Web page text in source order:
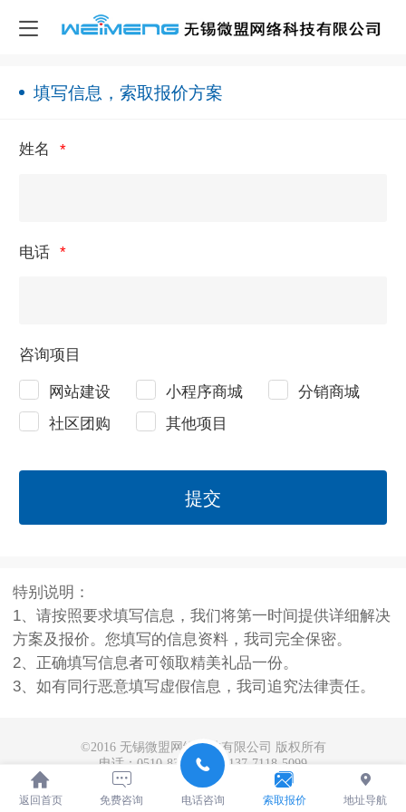
填写信息，索取报价方案
姓名
电话
咨询项目
网站建设 小程序商城
分销商城
社区团购
其他项目
提交
特别说明：
1、请按照要求填写信息，我们将第一时间提供详细解决
方案及报价。 您填写的信息资料，我司完全保密。
2、正确填写信息者可领取精美礼品一份。
3、如有同行恶意填写虚假信息，我司追究法律责任。
©2016 无锡微盟网络科技有限公司 版权所有
电话：0510-83451599 137-7118-5099
法律顾问：长江法律服务所 毛主任
电脑版 技术支持：无锡网站建设
返回首页 免费咨询 电话咨询 索取报价 地址导航